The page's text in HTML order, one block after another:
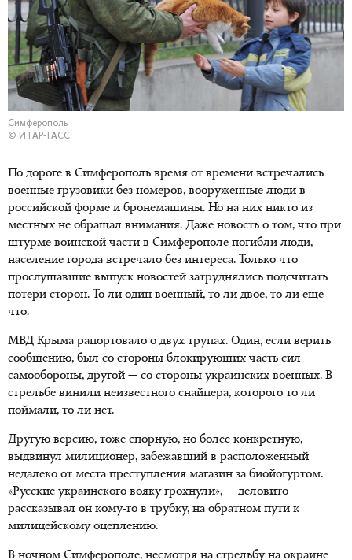
Симферополь
© ИТАР-ТАСС
По дороге в Симферополь время от времени встречались
военные грузовики без номеров, вооруженные люди в
российской форме и бронемашины. Но на них никто из
местных не обращал внимания. Даже новость о том, что при
штурме воинской части в Симферополе погибли люди,
население города встречало без интереса. Только что
прослушавшие выпуск новостей затруднялись подсчитать
потери сторон. То ли один военный, то ли двое, то ли еще
что.
МВД Крыма рапортовало о двух трупах. Один, если верить
сообщению, был со стороны блокирующих часть сил
самообороны, другой — со стороны украинских военных. В
стрельбе винили неизвестного снайпера, которого то ли
поймали, то ли нет.
Другую версию, тоже спорную, но более конкретную,
выдвинул милиционер, забежавший в расположенный
недалеко от места преступления магазин за биойогуртом.
«Русские украинского вояку грохнули», — деловито
рассказывал он кому-то в трубку, на обратном пути к
милицейскому оцеплению.
В ночном Симферополе, несмотря на стрельбу на окраине